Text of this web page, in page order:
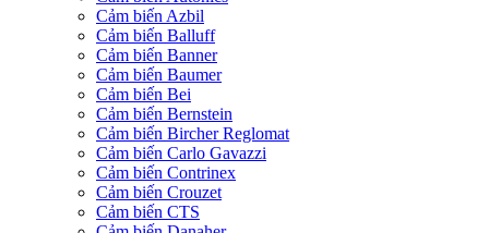
Cảm biến Azbil
Cảm biến Balluff
Cảm biến Banner
Cảm biến Baumer
Cảm biến Bei
Cảm biến Bernstein
Cảm biến Bircher Reglomat
Cảm biến Carlo Gavazzi
Cảm biến Contrinex
Cảm biến Crouzet
Cảm biến CTS